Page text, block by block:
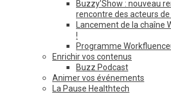
Buzzy’Show : nouveau
rencontre des acteurs
Lancement de la chaîne
!
Programme
Enrichir vos contenus
Buzz Podcast
Animer vos événements
La Pause Healthtech